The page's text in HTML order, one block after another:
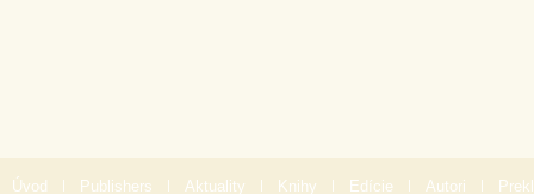
Úvod | Publishers | Aktuality | Knihy | Edície | Autori |